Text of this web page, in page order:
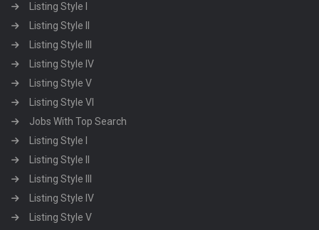
Listing Style I
Listing Style II
Listing Style III
Listing Style IV
Listing Style V
Listing Style VI
Jobs With Top Search
Listing Style I
Listing Style II
Listing Style III
Listing Style IV
Listing Style V